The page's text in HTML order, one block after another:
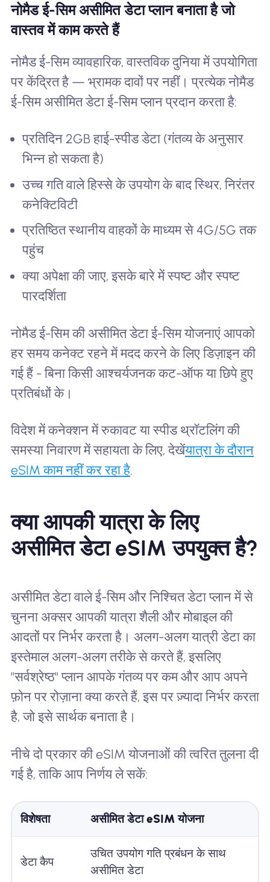
नोमैड ई-सिम असीमित डेटा प्लान बनाता है जो
वास्तव में काम करते हैं
नोमैड ई-सिम व्यावहारिक, वास्तविक दुनिया में उपयोगिता
पर केंद्रित है — भ्रामक दावों पर नहीं। प्रत्येक नोमैड
ई-सिम असीमित डेटा ई-सिम प्लान प्रदान करता है:
प्रतिदिन 2GB हाई-स्पीड डेटा (गंतव्य के अनुसार
भिन्न हो सकता है)
उच्च गति वाले हिस्से के उपयोग के बाद स्थिर, निरंतर
कनेक्टिविटी
प्रतिष्ठित स्थानीय वाहकों के माध्यम से 4G/5G तक
पहुंच
क्या अपेक्षा की जाए, इसके बारे में स्पष्ट और स्पष्ट
पारदर्शिता
नोमैड ई-सिम की असीमित डेटा ई-सिम योजनाएं आपको
हर समय कनेक्ट रहने में मदद करने के लिए डिज़ाइन की
गई हैं - बिना किसी आश्चर्यजनक कट-ऑफ या छिपे हुए
प्रतिबंधों के।
विदेश में कनेक्शन में रुकावट या स्पीड थ्रॉटलिंग की
समस्या निवारण में सहायता के लिए, देखेंयात्रा के दौरान
eSIM काम नहीं कर रहा है.
क्या आपकी यात्रा के लिए
असीमित डेटा eSIM उपयुक्त है?
असीमित डेटा वाले ई-सिम और निश्चित डेटा प्लान में से
चुनना अक्सर आपकी यात्रा शैली और मोबाइल की
आदतों पर निर्भर करता है। अलग-अलग यात्री डेटा का
इस्तेमाल अलग-अलग तरीके से करते हैं, इसलिए
"सर्वश्रेष्ठ" प्लान आपके गंतव्य पर कम और आप अपने
फ़ोन पर रोज़ाना क्या करते हैं, इस पर ज़्यादा निर्भर करता
है, जो इसे सार्थक बनाता है।
नीचे दो प्रकार की eSIM योजनाओं की त्वरित तुलना दी
गई है, ताकि आप निर्णय ले सकें:
विशेषता असीमित डेटा eSIM योजना
डेटा कैप
उचित उपयोग गति प्रबंधन के साथ
असीमित डेटा